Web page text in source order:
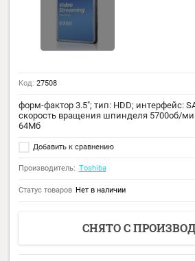
Код:27508
форм-фактор 3.5"; тип: HDD;
скорость вращения шпинделя
64Мб
Производитель: Toshiba